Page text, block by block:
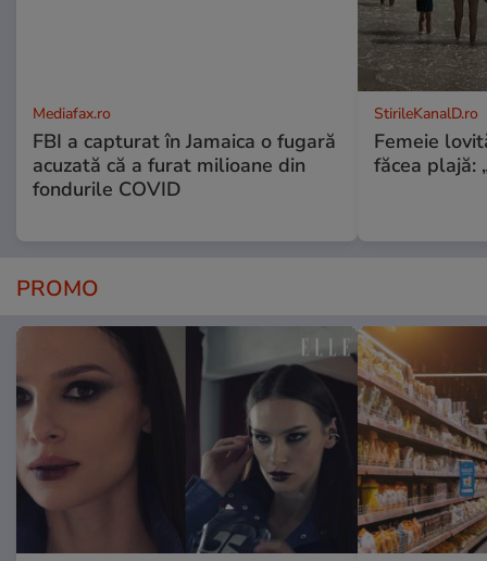
Mediafax.ro
FBI a capturat în Jamaica o fugară
acuzată că a furat milioane din
fondurile COVID
StirileKanalD.ro
Femeie
făcea plajă:
PROMO